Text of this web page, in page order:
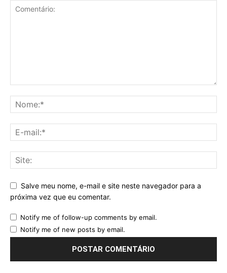
Salve meu nome, e-mail e site neste navegador para a
próxima vez que eu comentar.
Notify me of follow-up comments by email.
Notify me of new posts by email.